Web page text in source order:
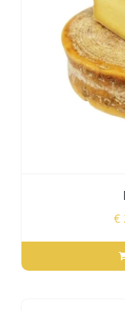
ALTRE SPECIALITÀ
SPECIALITÀ
€
QUESTO